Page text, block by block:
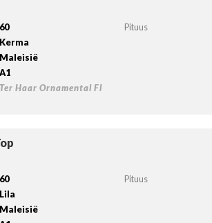
60 Pituus
Kerma
Maleisië
A1
Ter Haar Ornamental Fl
60 Pituus
Lila
Maleisië